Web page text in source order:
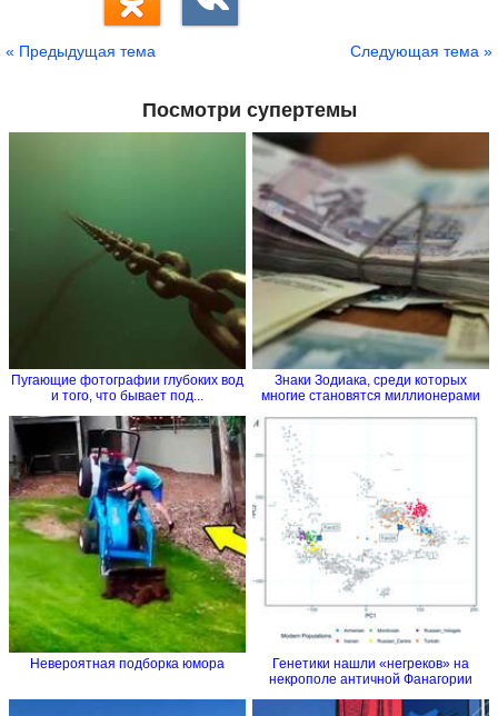
« Предыдущая тема Следующая тема »
Посмотри супертемы
Пугающие фотографии глубоких вод
и того, что бывает под...
Знаки Зодиака, среди которых
многие становятся миллионерами
Невероятная подборка юмора
Генетики нашли «негреков» на
некрополе античной Фанагории